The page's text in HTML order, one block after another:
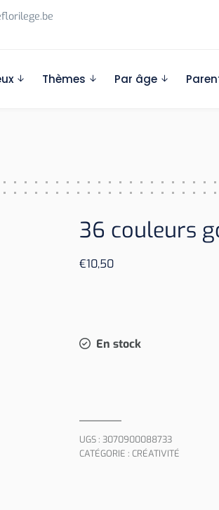
Thèmes Par âge
36 couleurs
€10,50
En stock
UGS : 3070900088733
CATÉGORIE : CRÉATIVITÉ